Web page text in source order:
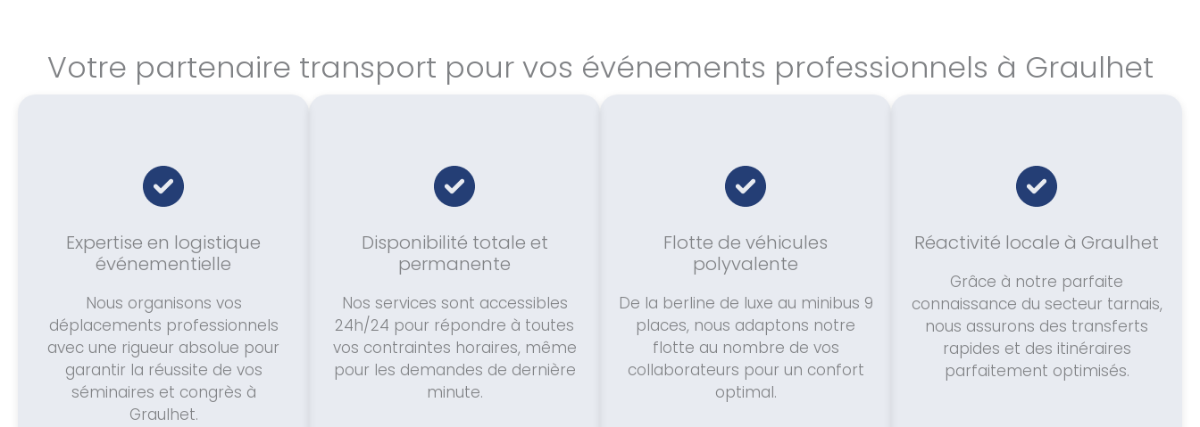
Votre partenaire transport pour vos événements professionnels à Graulhet
Expertise en logistique
événementielle
Nous organisons vos
déplacements professionnels
avec une rigueur absolue pour
garantir la réussite de vos
séminaires et congrès à
Graulhet.
Disponibilité totale et
permanente
Nos services sont accessibles
24h/24 pour répondre à toutes
vos contraintes horaires, même
pour les demandes de dernière
minute.
Flotte de véhicules
polyvalente
De la berline de luxe au minibus 9
places, nous adaptons notre
flotte au nombre de vos
collaborateurs pour un confort
optimal.
Réactivité locale à Graulhet
Grâce à notre parfaite
connaissance du secteur tarnais,
nous assurons des transferts
rapides et des itinéraires
parfaitement optimisés.